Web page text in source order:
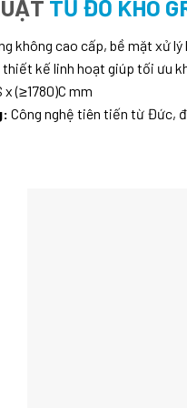
TỦ ĐỒ KHÔ
không cao cấp, bề mặt xử
thiết kế linh hoạt giúp tối ưu
(≥1780)C mm
Công nghệ tiên tiến từ Đức,